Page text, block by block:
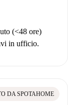
(<48 ore)
in ufficio.
DA SPOTAHOME